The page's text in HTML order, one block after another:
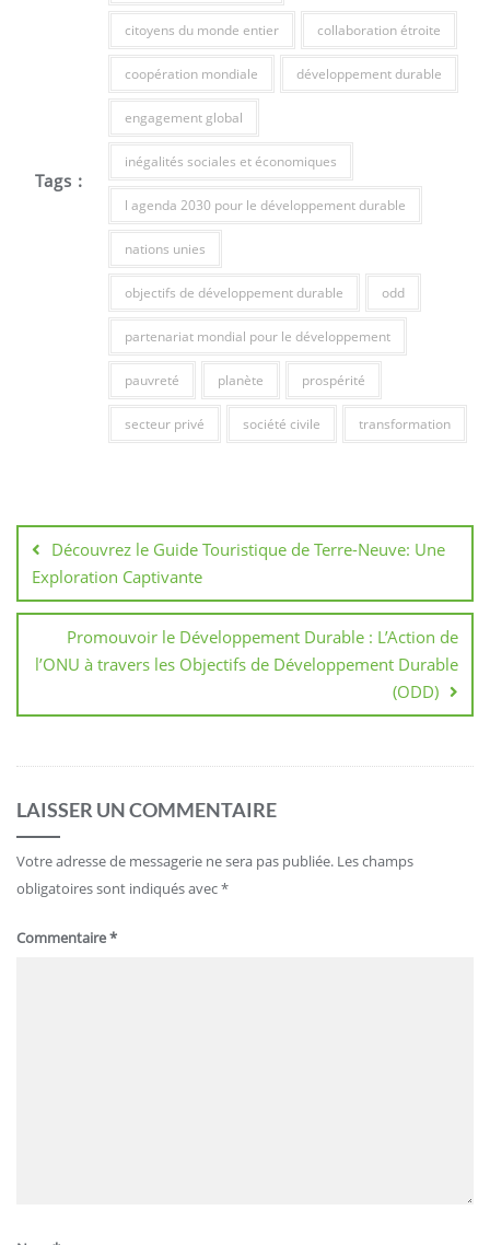
Tags :
citoyens du monde entier collaboration étroite
coopération mondiale développement durable
engagement global
inégalités sociales et économiques
l agenda 2030 pour le développement durable
nations unies
objectifs de développement durable odd
partenariat mondial pour le développement
pauvreté planète prospérité
secteur privé société civile transformation
de
l’article
Découvrez le Guide Touristique de Terre-Neuve: Une
Exploration Captivante
Promouvoir le Développement Durable : L’Action de
l’ONU à travers les Objectifs de Développement Durable
(ODD)
LAISSER UN COMMENTAIRE
Votre adresse de messagerie ne sera pas publiée. Les champs
obligatoires sont indiqués avec*
Commentaire*